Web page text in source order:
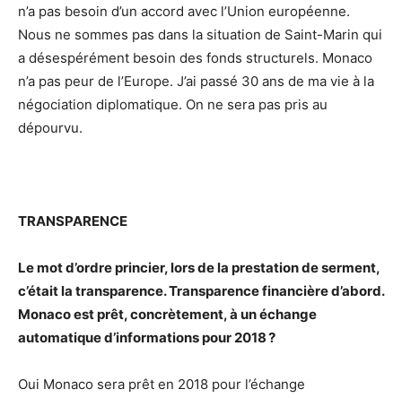
n’a pas besoin d’un accord avec l’Union européenne.
Nous ne sommes pas dans la situation de Saint-Marin qui
a désespérément besoin des fonds structurels. Monaco
n’a pas peur de l’Europe. J’ai passé 30 ans de ma vie à la
négociation diplomatique. On ne sera pas pris au
dépourvu.
TRANSPARENCE
Le mot d’ordre princier, lors de la prestation de serment,
c’était la transparence. Transparence financière d’abord.
Monaco est prêt, concrètement, à un échange
automatique d’informations pour 2018 ?
Oui Monaco sera prêt en 2018 pour l’échange